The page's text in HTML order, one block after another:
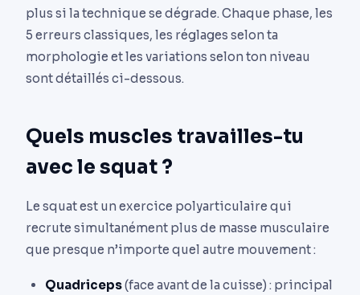
plus si la technique se dégrade. Chaque phase, les
5 erreurs classiques, les réglages selon ta
morphologie et les variations selon ton niveau
sont détaillés ci-dessous.
Quels muscles travailles-tu
avec le squat ?
Le squat est un exercice polyarticulaire qui
recrute simultanément plus de masse musculaire
que presque n’importe quel autre mouvement :
Quadriceps(face avant de la cuisse) : principal